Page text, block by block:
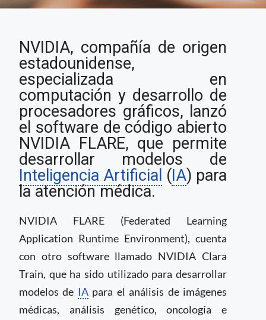
computación lanza
software de código
abierto de Inteligencia
Artificial para la
atención médica
NVIDIA, compañía de origen
estadounidense,
especializada en
computación y desarrollo de
procesadores gráficos, lanzó
el software de código abierto
NVIDIA FLARE, que permite
desarrollar modelos de
Inteligencia Artificial (IA) para
la atención médica.
NVIDIA FLARE (Federated Learning
Application Runtime Environment), cuenta
con otro software llamado NVIDIA Clara
Train, que ha sido utilizado para desarrollar
modelos de IApara el análisis de imágenes
médicas, análisis genético, oncología e